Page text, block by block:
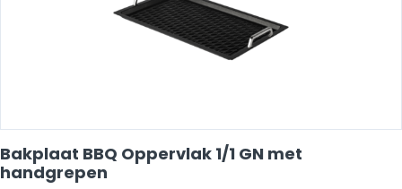
Bakplaat BBQ Oppervlak 1/1 GN met
handgrepen